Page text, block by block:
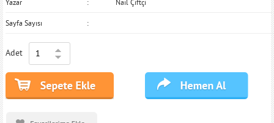
Yazar Nail Çiftçi
Sayfa Sayısı
Adet